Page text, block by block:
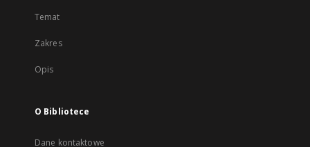
Temat
Zakres
Opis
O Bibliotece
Dane kontaktowe